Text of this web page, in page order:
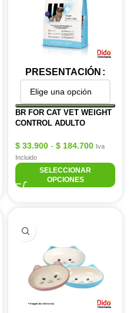
PRESENTACIÓN
BR FOR CAT VET WEIGHT
CONTROL ADULTO
$ 33.900 - $ 184.700 Iva
Incluido
SELECCIONAR
OPCIONES